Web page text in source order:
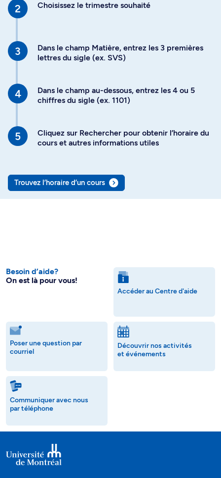
Choisissez le trimestre souhaité
Dans le champ Matière, entrez les 3 premières
lettres du sigle (ex. SVS)
Dans le champ au-dessous, entrez les 4 ou 5
chiffres du sigle (ex. 1101)
Cliquez sur Rechercher pour obtenir l’horaire du
cours et autres informations utiles
Trouvez l’horaire d’un cours
Besoin d’aide?
On est là pour vous!
Accéder au Centre d'aide
Poser une question par
courriel
Découvrir nos activités
et événements
Communiquer avec nous
par téléphone